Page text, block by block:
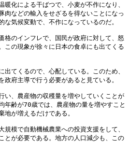
暖化による干ばつで、小麦が不作になり、
肉などの輸入をせざるを得ないことになっ
な気候変動で、不作になっているのだ。
格のインフレで、国民が政府に対して、怒
この現象が徐々に日本の食卓にも出てくる
出てくるので、心配している。このため、
政府主導で行う必要があると見ている。
い、農産物の収穫量を増やしていくことが
年齢が70歳では、農産物の量を増やすこと
地が増えるだけである。
規模で自動機械農業への投資支援をして、
とが必要である。地方の人口減少も、この